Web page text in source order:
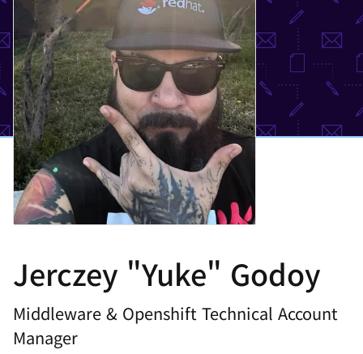
Jerczey "Yuke" Godoy
Middleware & Openshift Technical Account
Manager